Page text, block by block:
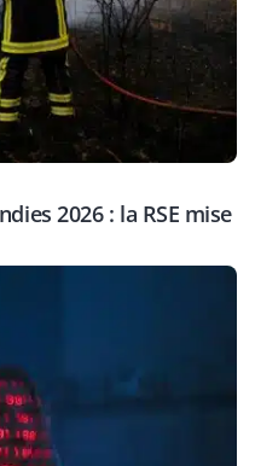
2026 : la RSE mise